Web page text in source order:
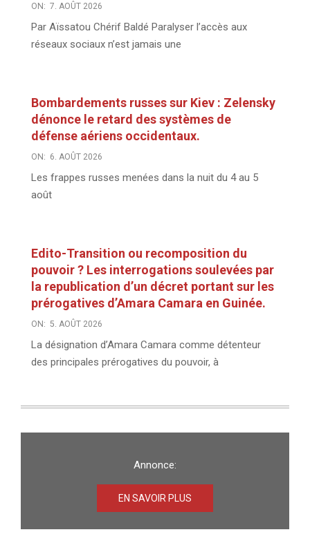
ON: 7. AOÛT 2026
Par Aïssatou Chérif Baldé Paralyser l’accès aux
réseaux sociaux n’est jamais une
Bombardements russes sur Kiev : Zelensky
dénonce le retard des systèmes de
défense aériens occidentaux.
ON: 6. AOÛT 2026
Les frappes russes menées dans la nuit du 4 au 5
août
Edito-Transition ou recomposition du
pouvoir ? Les interrogations soulevées par
la republication d’un décret portant sur les
prérogatives d’Amara Camara en Guinée.
ON: 5. AOÛT 2026
La désignation d’Amara Camara comme détenteur
des principales prérogatives du pouvoir, à
Annonce:
EN SAVOIR PLUS